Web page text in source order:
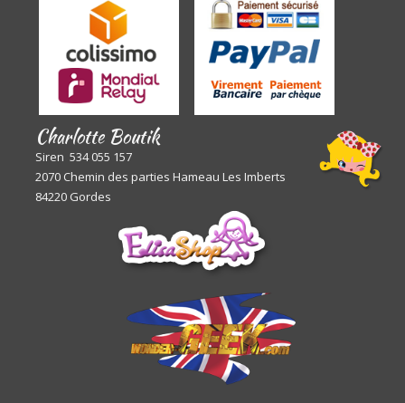
Charlotte Boutik
Siren 534 055 157
2070 Chemin des parties Hameau Les Imberts
84220 Gordes